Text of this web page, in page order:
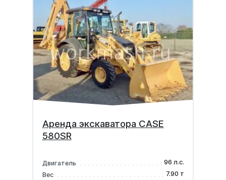
Аренда экскаватора CASE
580SR
Двигатель
96 л.с.
Вес
7.90 т